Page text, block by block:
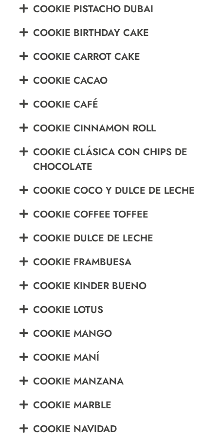
COOKIE PISTACHO DUBAI
COOKIE BIRTHDAY CAKE
COOKIE CARROT CAKE
COOKIE CACAO
COOKIE CAFÉ
COOKIE CINNAMON ROLL
COOKIE CLÁSICA CON CHIPS DE
CHOCOLATE
COOKIE COCO Y DULCE DE LECHE
COOKIE COFFEE TOFFEE
COOKIE DULCE DE LECHE
COOKIE FRAMBUESA
COOKIE KINDER BUENO
COOKIE LOTUS
COOKIE MANGO
COOKIE MANÍ
COOKIE MANZANA
COOKIE MARBLE
COOKIE NAVIDAD